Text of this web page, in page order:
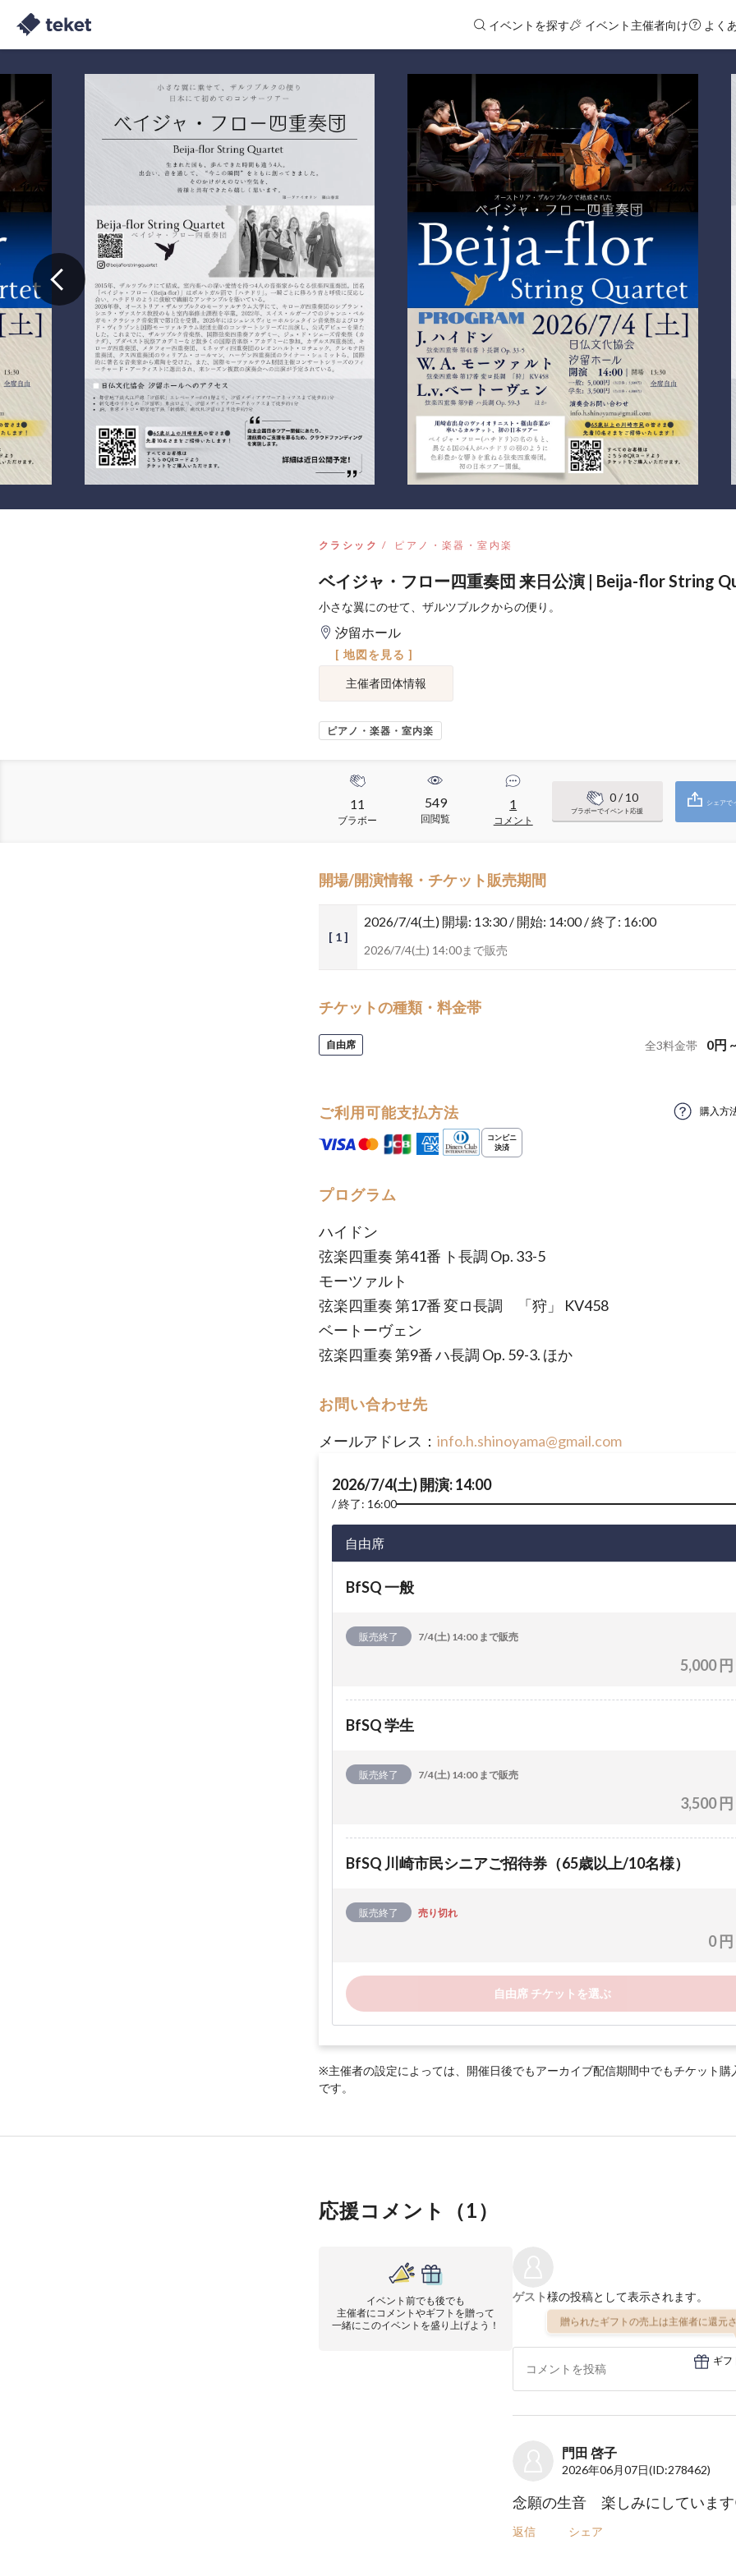
イベントを探す イベント主催者向け よく
クラシック ピアノ・楽器・室内楽
ベイジャ・フロー四重奏団 来日公演 | Beija-flor String
小さな翼にのせて、ザルツブルクからの便り。
汐留ホール
[ 地図を見る ]
主催者団体情報
ピアノ・楽器・室内楽
11
ブラボー
549
回閲覧
1
コメント
0/ 10
ブラボーでイベント応援
シェアで
開場/開演情報・チケット販売期間
[ 1 ]
2026/7/4(土) 開場: 13:30 / 開始: 14:00 / 終了: 16:00
2026/7/4(土) 14:00まで販売
チケットの種類・料金帯
自由席 全3料金帯 0円 ~
ご利用可能支払方法 購入方
プログラム
ハイドン
弦楽四重奏 第41番 ト長調 Op. 33-5
モーツァルト
弦楽四重奏 第17番 変ロ長調 「狩」 KV458
ベートーヴェン
弦楽四重奏 第9番 ハ長調 Op. 59-3. ほか
お問い合わせ先
メールアドレス： info.h.shinoyama@gmail.com
2026/7/4(土) 開演: 14:00
終了: 16:00
自由席
BfSQ 一般
販売終了 7/4(土) 14:00 まで販売
5,000 円
BfSQ 学生
販売終了 7/4(土) 14:00 まで販売
3,500 円
BfSQ 川崎市民シニアご招待券（65歳以上/10名様）
販売終了 売り切れ
0 円
自由席 チケットを選ぶ
※主催者の設定によっては、開催日後でもアーカイブ配信期間中でもチケット購
です。
応援コメント（1）
イベント前でも後でも
主催者にコメントやギフトを贈って
一緒にこのイベントを盛り上げよう！
ゲスト様の投稿として表示されます。
贈られたギフトの売上は主催者に還元
ギフ
門田 啓子
2026年06月07日(ID:278462)
念願の生音 楽しみにしていま
返信 シェア